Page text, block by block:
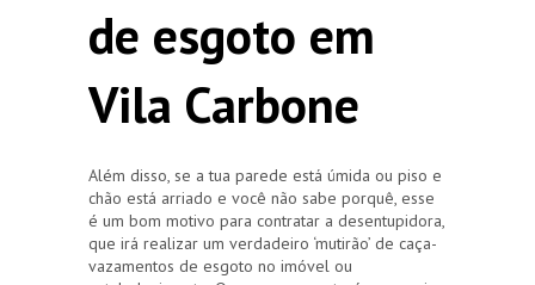
de esgoto em
Vila Carbone
Além disso, se a tua parede está úmida ou piso e
chão está arriado e você não sabe porquê, esse
é um bom motivo para contratar a desentupidora,
que irá realizar um verdadeiro ‘mutirão’ de caça-
vazamentos de esgoto no imóvel ou